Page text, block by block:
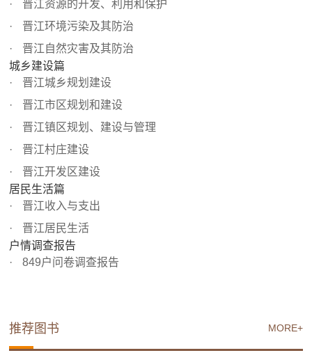
晋江资源的开发、利用和保护
晋江环境污染及其防治
晋江自然灾害及其防治
城乡建设篇
晋江城乡规划建设
晋江市区规划和建设
晋江镇区规划、建设与管理
晋江村庄建设
晋江开发区建设
居民生活篇
晋江收入与支出
晋江居民生活
户情调查报告
849户问卷调查报告
MORE+
推荐图书